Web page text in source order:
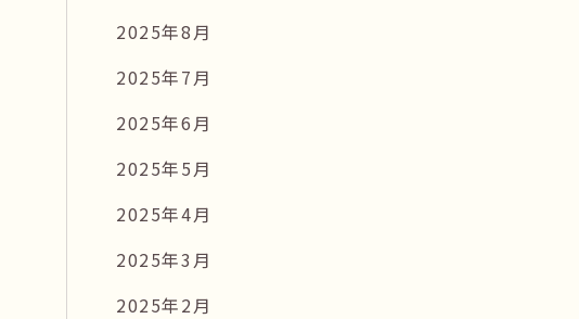
2025年8月
2025年7月
2025年6月
2025年5月
2025年4月
2025年3月
2025年2月